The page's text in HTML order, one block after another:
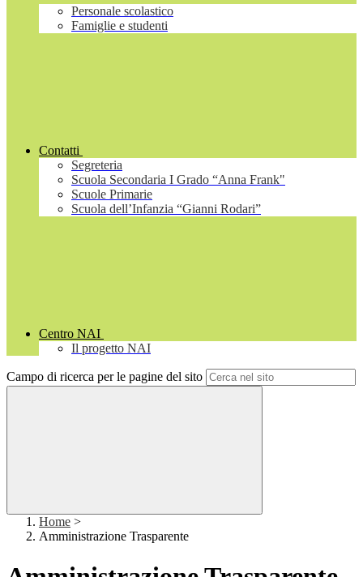
Personale scolastico
Famiglie e studenti
Contatti
Segreteria
Scuola Secondaria I Grado “Anna Frank"
Scuole Primarie
Scuola dell’Infanzia “Gianni Rodari”
Centro NAI
Il progetto NAI
Campo di ricerca per le pagine del sito
Home >
Amministrazione Trasparente